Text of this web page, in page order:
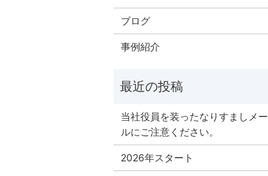
ブログ
事例紹介
当社役員を装ったなりすましメー
ルにご注意ください。
2026年スタート